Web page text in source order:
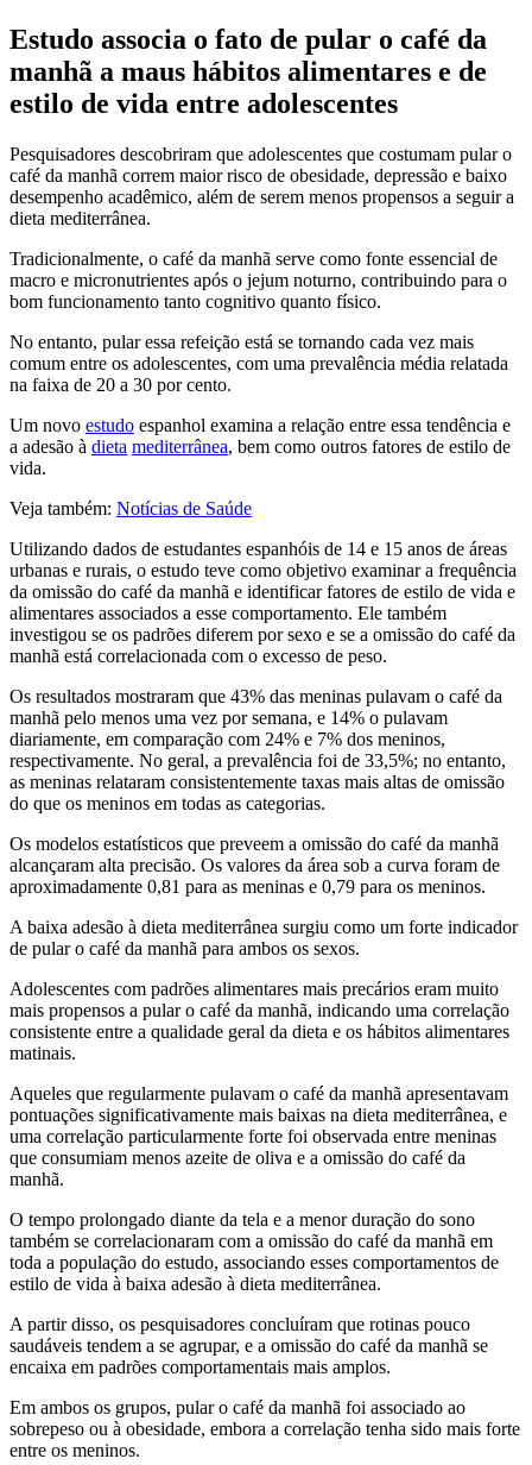
Estudo associa o fato de pular o café da
manhã a maus hábitos alimentares e de
estilo de vida entre adolescentes
Pesquisadores descobriram que adolescentes que costumam pular o
café da manhã correm maior risco de obesidade, depressão e baixo
desempenho acadêmico, além de serem menos propensos a seguir a
dieta mediterrânea.
Tradicionalmente, o café da manhã serve como fonte essencial de
macro e micronutrientes após o jejum noturno, contribuindo para o
bom funcionamento tanto cognitivo quanto físico.
No entanto, pular essa refeição está se tornando cada vez mais
comum entre os adolescentes, com uma prevalência média relatada
na faixa de 20 a 30 por cento.
Um novo estudo espanhol examina a relação entre essa tendência e
a adesão à dieta mediterrânea, bem como outros fatores de estilo de
vida.
Veja também: Notícias de Saúde
Utilizando dados de estudantes espanhóis de 14 e 15 anos de áreas
urbanas e rurais, o estudo teve como objetivo examinar a frequência
da omissão do café da manhã e identificar fatores de estilo de vida e
alimentares associados a esse comportamento. Ele também
investigou se os padrões diferem por sexo e se a omissão do café da
manhã está correlacionada com o excesso de peso.
Os resultados mostraram que 43% das meninas pulavam o café da
manhã pelo menos uma vez por semana, e 14% o pulavam
diariamente, em comparação com 24% e 7% dos meninos,
respectivamente. No geral, a prevalência foi de 33,5%; no entanto,
as meninas relataram consistentemente taxas mais altas de omissão
do que os meninos em todas as categorias.
Os modelos estatísticos que preveem a omissão do café da manhã
alcançaram alta precisão. Os valores da área sob a curva foram de
aproximadamente 0,81 para as meninas e 0,79 para os meninos.
A baixa adesão à dieta mediterrânea surgiu como um forte indicador
de pular o café da manhã para ambos os sexos.
Adolescentes com padrões alimentares mais precários eram muito
mais propensos a pular o café da manhã, indicando uma correlação
consistente entre a qualidade geral da dieta e os hábitos alimentares
matinais.
Aqueles que regularmente pulavam o café da manhã apresentavam
pontuações significativamente mais baixas na dieta mediterrânea, e
uma correlação particularmente forte foi observada entre meninas
que consumiam menos azeite de oliva e a omissão do café da
manhã.
O tempo prolongado diante da tela e a menor duração do sono
também se correlacionaram com a omissão do café da manhã em
toda a população do estudo, associando esses comportamentos de
estilo de vida à baixa adesão à dieta mediterrânea.
A partir disso, os pesquisadores concluíram que rotinas pouco
saudáveis tendem a se agrupar, e a omissão do café da manhã se
encaixa em padrões comportamentais mais amplos.
Em ambos os grupos, pular o café da manhã foi associado ao
sobrepeso ou à obesidade, embora a correlação tenha sido mais forte
entre os meninos.